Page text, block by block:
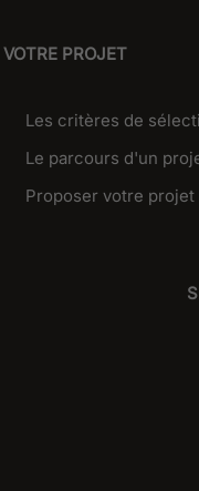
VOTRE PROJET
Les critères de
Le parcours d'un
Proposer votre projet